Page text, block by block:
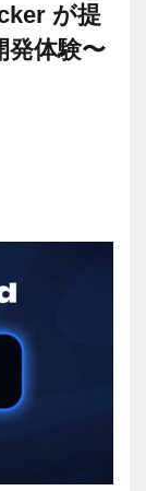
が提
発体験〜